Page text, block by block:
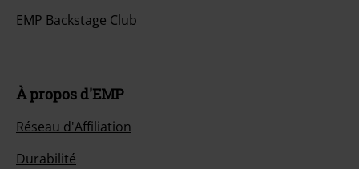
EMP Backstage Club
À propos d'EMP
Réseau d'Affiliation
Durabilité